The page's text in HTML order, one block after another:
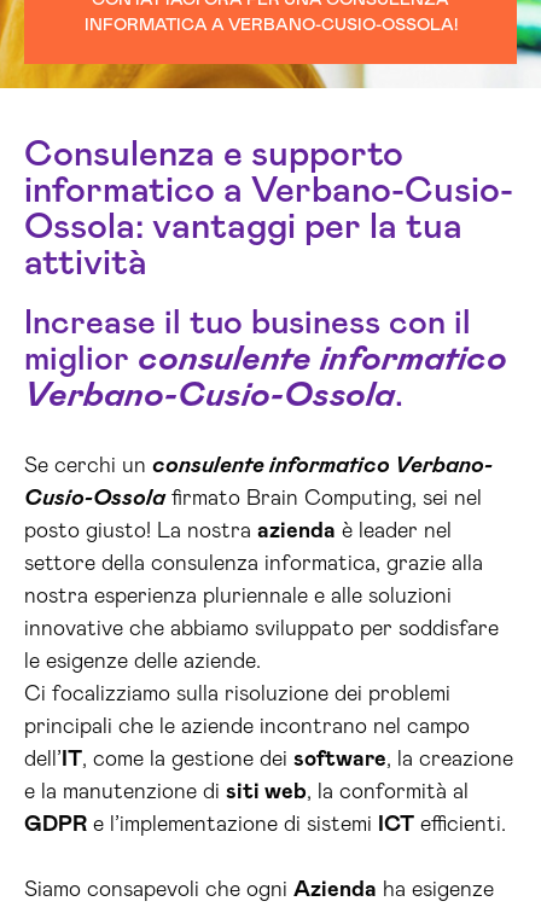
INFORMATICA A VERBANO-CUSIO-OSSOLA!
Consulenza e supporto
informatico a Verbano-Cusio-
Ossola: vantaggi per la tua
attività
Increase il tuo business con il
miglior consulente informatico
Verbano-Cusio-Ossola.
Se cerchi un consulente informatico Verbano-
Cusio-Ossolafirmato Brain Computing, sei nel
posto giusto! La nostra azienda è leader nel
settore della consulenza informatica, grazie alla
nostra esperienza pluriennale e alle soluzioni
innovative che abbiamo sviluppato per soddisfare
le esigenze delle aziende.
Ci focalizziamo sulla risoluzione dei problemi
principali che le aziende incontrano nel campo
dell’ IT, come la gestione dei software, la creazione
e la manutenzione di siti web, la conformità al
GDPR e l’implementazione di sistemi ICT efficienti.
Siamo consapevoli che ogni Azienda ha esigenze